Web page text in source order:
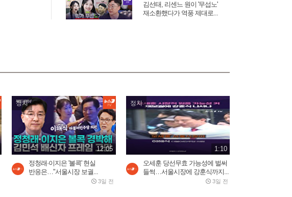
김선태, 리센느 원이 '무섭노'
재소환했다가 역풍 제대로...
3:03
푸틴 별장 코앞 휴양지에 드
론 쾅!…러 국민들 공포
2026.08.04
바다로 풍덩 철조망 뚫고...수
천 명 모로코인 탈출 현장
정치
12:05
정청래·이지은 '볼콕' 현실
반응은…"서울시장 보궐...
3일 전
정치
1:10
오세훈 당선무효 가능성에 벌써
들썩…서울시장에 강훈식까지...
3일 전